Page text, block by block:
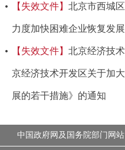
【失效文件】 北京市西城
力度加快困难企业恢复发
【失效文件】 北京经济技
京经济技术开发区关于加
展的若干措施》的通知
中国政府网及国务院部门网站